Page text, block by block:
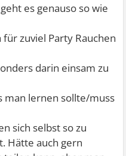
es genauso so wie
zuviel Party Rauchen
darin einsam zu
man lernen sollte/muss
sich selbst so zu
Hätte auch gern